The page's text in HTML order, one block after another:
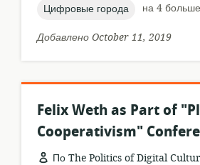
topic:
Цифровые города
на 4 больше
Добавлено October 11, 2019
Felix Weth as Part of
Cooperativism"
По The Politics of Digital